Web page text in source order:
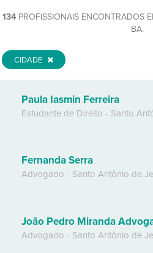
134PROFISSIONAIS ENCONTRADOS
BA.
CIDADE
Paula Iasmin Ferreira
Estudante de Direito - Santo
Fernanda Serra
Advogado - Santo Antônio de
João Pedro Miranda
Advogado - Santo Antônio de